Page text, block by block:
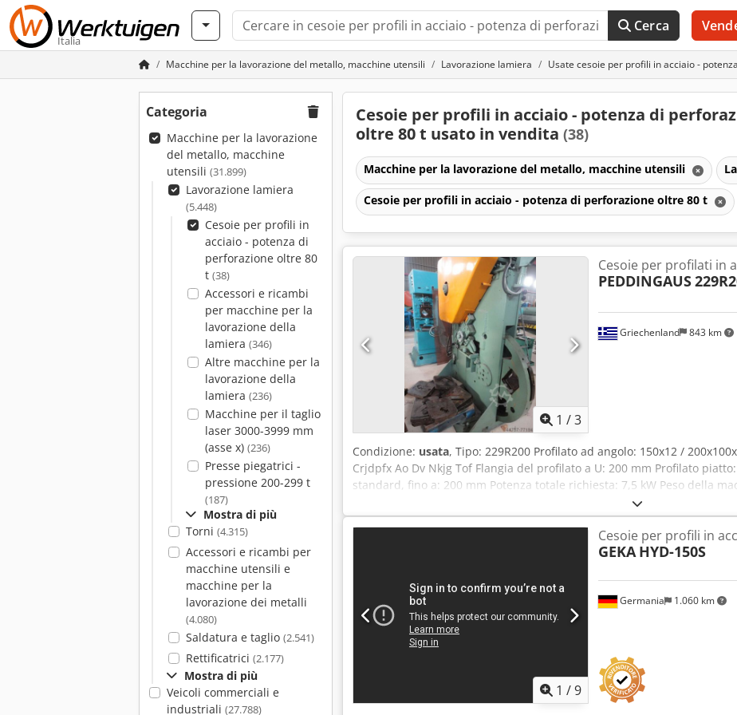
Italia
Cerca
Macchine per la lavorazione del metallo, macchine utensili Lavorazione lamiera Usate cesoie per profili in acciaio -
Categoria
Macchine per la lavorazione
del metallo, macchine
utensili (31.899)
Lavorazione lamiera
(5.448)
Cesoie per profili in
acciaio - potenza di
perforazione oltre 80
t (38)
Accessori e ricambi
per macchine per la
lavorazione della
lamiera (346)
Altre macchine per la
lavorazione della
lamiera (236)
Macchine per il taglio
laser 3000-3999 mm
(asse x) (236)
Presse piegatrici -
pressione 200-299 t
(187)
Mostra di più
Torni (4.315)
Accessori e ricambi per
macchine utensili e
macchine per la
lavorazione dei metalli
(4.080)
Saldatura e taglio (2.541)
Rettificatrici (2.177)
Mostra di più
Veicoli commerciali e
industriali (27.788)
Cesoie per profili in acciaio - potenza di
oltre 80 t usato in vendita (38)
Macchine per la lavorazione del metallo, macchine utensili
Cesoie per profili in acciaio - potenza di perforazione oltre 80 t
1 /3
Griechenland 843 km
Cesoie per profilati in
PEDDINGAUS
Condizione: usata, Tipo: 229R200 Profilato ad angolo: 150x12 /
Crjdpfx Ao Dv Nkjg Tof Flangia del profilato a U: 200 mm Profilato
standard, fino a: 200 mm Potenza totale richiesta: 7,5 kW Peso della
1,2 x 1,8 x 2,2 m Cesoia per profilati in acciaio, dotata di: - Tamburo
di lame - Sistema di cambio lame rapido
1 /9
Germania 1.060 km
Cesoie per profili in
GEKA HYD-150S